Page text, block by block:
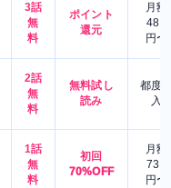
3話
無
料
ポイント
還元
月額
480
円〜
2話
無
料
無料試し
読み
都度
入
1話
無
料
初回
70%OFF
月額
730
円〜